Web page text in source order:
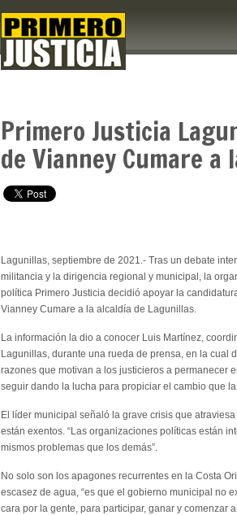
Primero Justicia
de Vianney Cumare a
Lagunillas, septiembre de 2021.- Tras un debate
militancia y la dirigencia regional y municipal, la
política Primero Justicia decidió apoyar la
Vianney Cumare a la alcaldía de Lagunillas.
La información la dio a conocer Luis Martínez,
Lagunillas, durante una rueda de prensa, en la cual
razones que motivan a los justicieros a permanecer
seguir dando la lucha para propiciar el cambio que
El líder municipal señaló la grave crisis que
están exentos. “Las organizaciones políticas están
mismos problemas que los demás”.
No solo son los apagones recurrentes en la Costa
escasez de agua, “es que el gobierno municipal no
cara por la gente, para participar, ganar y comenzar